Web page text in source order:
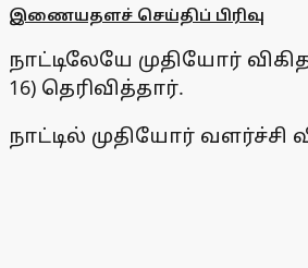
இணையதளச் செய்திப் பிரிவு
நாட்டிலேயே முதியோர்
16) தெரிவித்தார்.
நாட்டில் முதியோர் வளர்ச்சி